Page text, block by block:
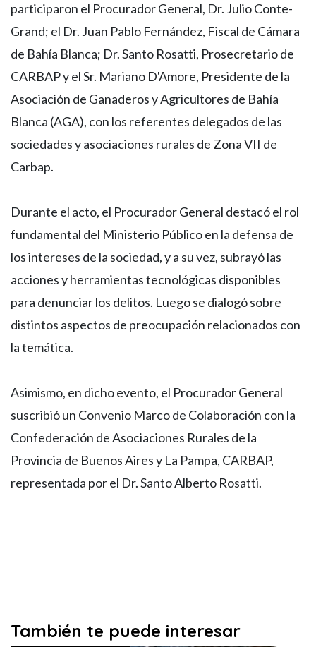
participaron el Procurador General, Dr. Julio Conte-
Grand; el Dr. Juan Pablo Fernández, Fiscal de Cámara
de Bahía Blanca; Dr. Santo Rosatti, Prosecretario de
CARBAP y el Sr. Mariano D'Amore, Presidente de la
Asociación de Ganaderos y Agricultores de Bahía
Blanca (AGA), con los referentes delegados de las
sociedades y asociaciones rurales de Zona VII de
Carbap.
Durante el acto, el Procurador General destacó el rol
fundamental del Ministerio Público en la defensa de
los intereses de la sociedad, y a su vez, subrayó las
acciones y herramientas tecnológicas disponibles
para denunciar los delitos. Luego se dialogó sobre
distintos aspectos de preocupación relacionados con
la temática.
Asimismo, en dicho evento, el Procurador General
suscribió un Convenio Marco de Colaboración con la
Confederación de Asociaciones Rurales de la
Provincia de Buenos Aires y La Pampa, CARBAP,
representada por el Dr. Santo Alberto Rosatti.
También te puede interesar